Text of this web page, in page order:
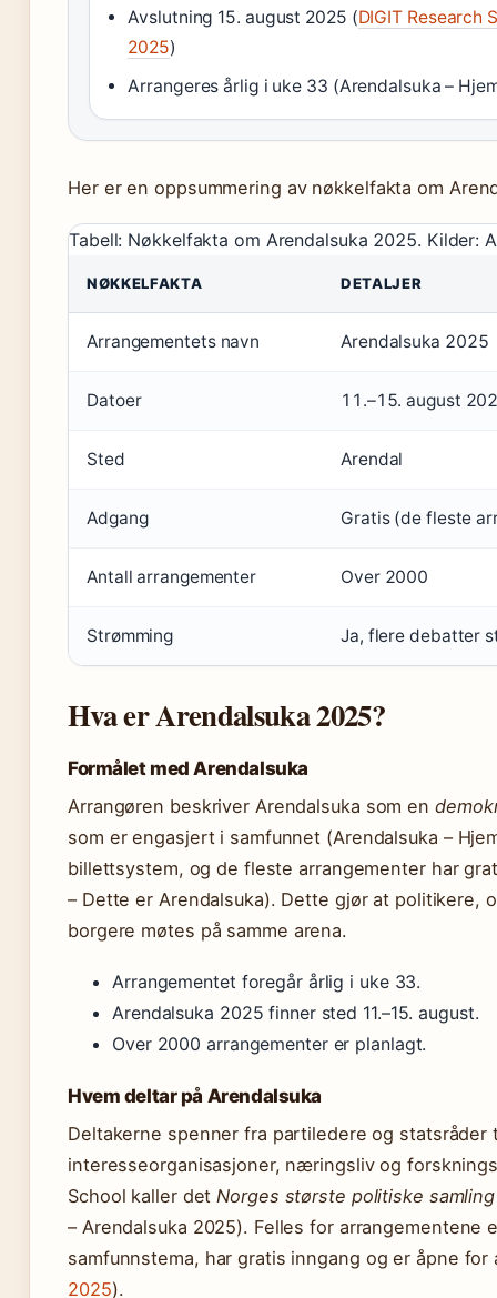
Avslutning 15. august 2025 (DIGIT Research
2025)
Arrangeres årlig i uke 33 (Arendalsuka –
Her er en oppsummering av nøkkelfakta om
Tabell: Nøkkelfakta om Arendalsuka 2025. Kilder:
NØKKELFAKTA DETALJER
Arrangementets navn Arendalsuka 2025
Datoer 11.–15. august
Sted Arendal
Adgang Gratis (de fleste
Antall arrangementer Over 2000
Strømming Ja, flere debatter
Hva er Arendalsuka 2025?
Formålet med Arendalsuka
Arrangøren beskriver Arendalsuka som en
som er engasjert i samfunnet (Arendalsuka –
billettsystem, og de fleste arrangementer har
– Dette er Arendalsuka). Dette gjør at politikere,
borgere møtes på samme arena.
Arrangementet foregår årlig i uke 33.
Arendalsuka 2025 finner sted 11.–15. august.
Over 2000 arrangementer er planlagt.
Hvem deltar på Arendalsuka
Deltakerne spenner fra partiledere og statsråder
interesseorganisasjoner, næringsliv og
School kaller detNorges største politiske samling
– Arendalsuka 2025). Felles for arrangementene
samfunnstema, har gratis inngang og er åpne for
2025).